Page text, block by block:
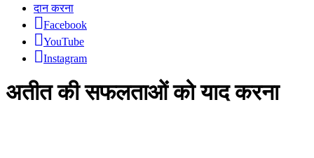
दान करना
Facebook
YouTube
Instagram
अतीत की सफलताओं को याद करना